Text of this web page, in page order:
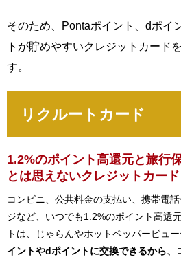
そのため、Pontaポイント、dポイ
トが貯めやすいクレジットカード
す。
リクルートカード
1.2%のポイント高還元と旅行
とは思えないクレジットカード
コンビニ、公共料金の支払い、携帯電
ジなど、いつでも1.2%のポイント高還
トは、じゃらんやホットペッパービュー
イントやdポイントに交換できるから、